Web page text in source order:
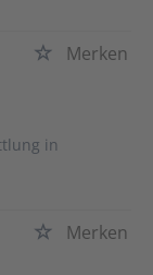
Merken
in
Merken